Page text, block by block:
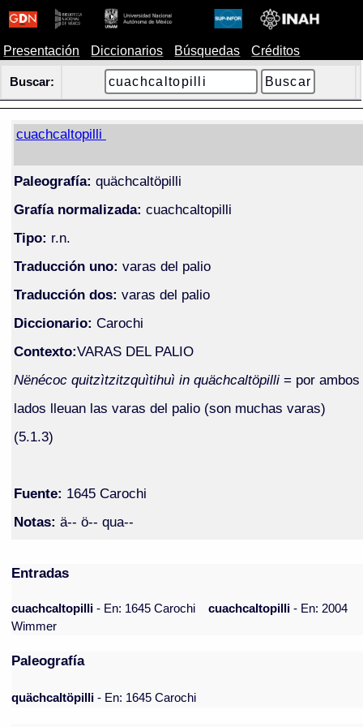
Presentación Diccionarios Búsquedas Créditos
Buscar:
cuachcaltopilli
Paleografía: quächcaltöpilli
Grafía normalizada: cuachcaltopilli
Tipo: r.n.
Traducción uno: varas del palio
Traducción dos: varas del palio
Diccionario: Carochi
Contexto:VARAS DEL PALIO
Nënécoc quitzìtzitzquìtihuì in quächcaltöpilli = por ambos
lados lleuan las varas del palio (son muchas varas)
(5.1.3)
Fuente: 1645 Carochi
Notas: ä-- ö-- qua--
Entradas
cuachcaltopilli- En: 1645 Carochi cuachcaltopilli- En: 2004
Wimmer
Paleografía
quächcaltöpilli - En: 1645 Carochi